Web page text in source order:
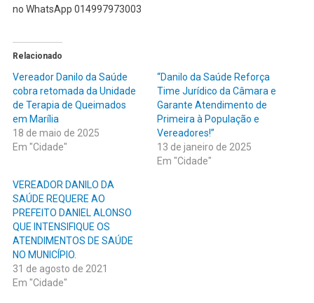
no WhatsApp 014997973003
Relacionado
Vereador Danilo da Saúde
cobra retomada da Unidade
de Terapia de Queimados
em Marília
18 de maio de 2025
Em "Cidade"
“Danilo da Saúde Reforça
Time Jurídico da Câmara e
Garante Atendimento de
Primeira à População e
Vereadores!”
13 de janeiro de 2025
Em "Cidade"
VEREADOR DANILO DA
SAÚDE REQUERE AO
PREFEITO DANIEL ALONSO
QUE INTENSIFIQUE OS
ATENDIMENTOS DE SAÚDE
NO MUNICÍPIO.
31 de agosto de 2021
Em "Cidade"